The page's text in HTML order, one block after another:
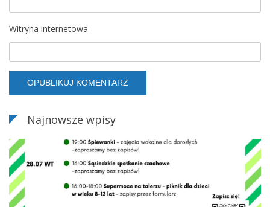
Witryna internetowa
Najnowsze wpisy